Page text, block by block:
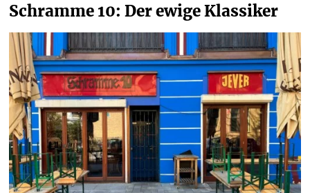
Schramme 10: Der ewige Klassiker